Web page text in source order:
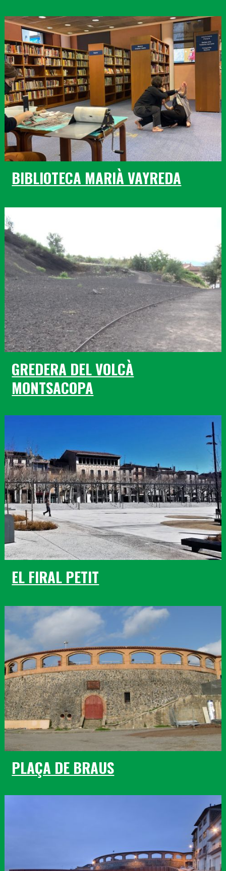
BIBLIOTECA MARIÀ VAYREDA
GREDERA DEL VOLCÀ
MONTSACOPA
EL FIRAL PETIT
PLAÇA DE BRAUS